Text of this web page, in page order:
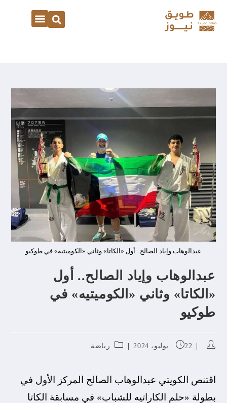
عبدالوهاب وإياد الصالح.. أول «الكاتا» وثاني «الكوميتيه» في طوكيو
عبدالوهاب وإياد الصالح.. أول
«الكاتا» وثاني «الكوميتيه» في
طوكيو
22 يوليو، 2024 رياضة
اقتنص الكويتي عبدالوهاب الصالح المركز الأول في
بطولة «حلم الكاراتيه للشباب» في مسابقة الكاتا